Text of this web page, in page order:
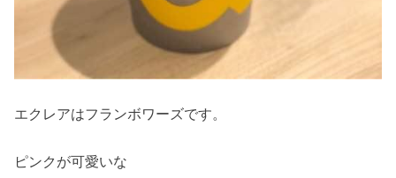
エクレアはフランボワーズです。
ピンクが可愛いな